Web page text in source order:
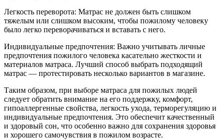
Легкость переворота: Матрас не должен быть слишком
тяжелым или слишком высоким, чтобы пожилому человеку
было легко переворачиваться и вставать с него.
Индивидуальные предпочтения: Важно учитывать личные
предпочтения пожилого человека касательно жесткости и
материалов матраса. Лучший способ выбрать подходящий
матрас — протестировать несколько вариантов в магазине.
Таким образом, при выборе матраса для пожилых людей
следует обратить внимание на его поддержку, комфорт,
гипоаллергенные свойства, легкость ухода, терморегуляцию и
индивидуальные предпочтения. Это обеспечит качественный
и здоровый сон, что особенно важно для сохранения здоровья
и хорошего самочувствия в пожилом возрасте.